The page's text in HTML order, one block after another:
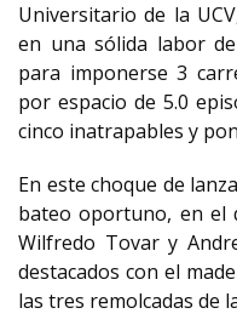
Universitario de la
en una sólida labor
para imponerse 3
por espacio de 5.0
cinco inatrapables y
En este choque de
bateo oportuno, en el
Wilfredo Tovar y
destacados con el
las tres remolcadas de